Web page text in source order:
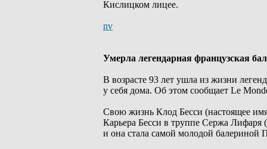
Кислицком лицее.
nv
Умерла легендарная французская
В возрасте 93 лет ушла из жизни
у себя дома. Об этом сообщает Le
Свою жизнь Клод Бесси (настоящее
Карьера Бесси в труппе Сержа Лифаря
и она стала самой молодой